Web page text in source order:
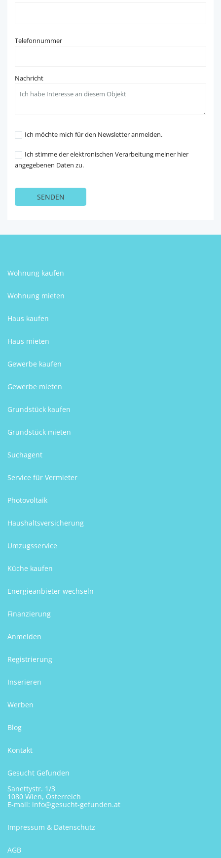
Telefonnummer
Nachricht
Ich möchte mich für den Newsletter anmelden.
Ich stimme der elektronischen Verarbeitung meiner hier
angegebenen Daten zu.
Wohnung kaufen
Wohnung mieten
Haus kaufen
Haus mieten
Gewerbe kaufen
Gewerbe mieten
Grundstück kaufen
Grundstück mieten
Suchagent
Service für Vermieter
Photovoltaik
Haushaltsversicherung
Umzugsservice
Küche kaufen
Energieanbieter wechseln
Finanzierung
Anmelden
Registrierung
Inserieren
Werben
Blog
Kontakt
Gesucht Gefunden
Sanettystr. 1/3
1080 Wien, Österreich
E-mail: info@gesucht-gefunden.at
Impressum & Datenschutz
AGB